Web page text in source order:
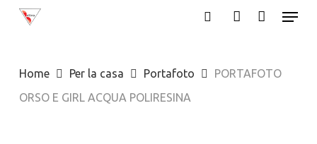
Skip
content
Menu
Home Per la casa Portafoto
PORTAFOTO
ORSO E GIRL ACQUA POLIRESINA